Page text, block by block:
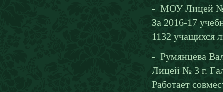
- МОУ Лицей №
За 2016-17
1132 учащихся
- Румянцева
Лицей № 3 г.
Работает